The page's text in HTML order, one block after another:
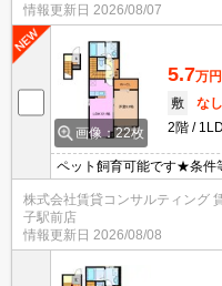
情報更新日 2026/08/07
画像：22枚
5.7万円
敷
なし
2階
ペット飼育可能です★条件
ト無料物件！面倒な個人で
活はもちろんテレワーク勤
株式会社賃貸コンサルティング
子駅前店
情報更新日 2026/08/08